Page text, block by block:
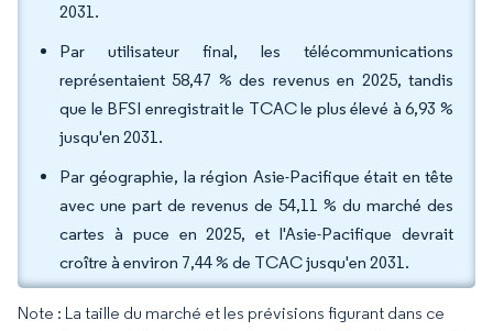
2031.
Par utilisateur final, les télécommunications
représentaient 58,47 % des revenus en 2025, tandis
que le BFSI enregistrait le TCAC le plus élevé à 6,93 %
jusqu'en 2031.
Par géographie, la région Asie-Pacifique était en tête
avec une part de revenus de 54,11 % du marché des
cartes à puce en 2025, et l'Asie-Pacifique devrait
croître à environ 7,44 % de TCAC jusqu'en 2031.
Note : La taille du marché et les prévisions figurant dans ce